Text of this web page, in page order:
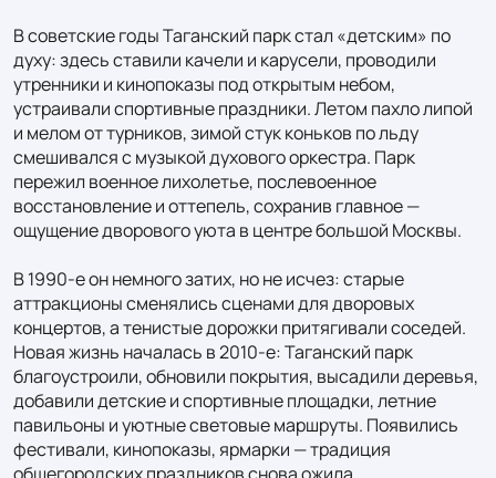
В советские годы Таганский парк стал «детским» по
духу: здесь ставили качели и карусели, проводили
утренники и кинопоказы под открытым небом,
устраивали спортивные праздники. Летом пахло липой
и мелом от турников, зимой стук коньков по льду
смешивался с музыкой духового оркестра. Парк
пережил военное лихолетье, послевоенное
восстановление и оттепель, сохранив главное —
ощущение дворового уюта в центре большой Москвы.
В 1990‑е он немного затих, но не исчез: старые
аттракционы сменялись сценами для дворовых
концертов, а тенистые дорожки притягивали соседей.
Новая жизнь началась в 2010‑е: Таганский парк
благоустроили, обновили покрытия, высадили деревья,
добавили детские и спортивные площадки, летние
павильоны и уютные световые маршруты. Появились
фестивали, кинопоказы, ярмарки — традиция
общегородских праздников снова ожила.